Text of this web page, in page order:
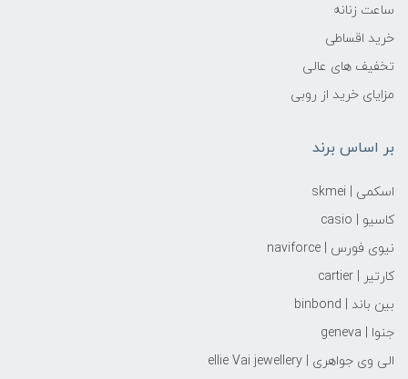
ساعت زنانه
خرید اقساطی
تخفیف های عالی
مزایای خرید از روبی
بر اساس برند
اسکمی | skmei
کاسیو | casio
نیوی فورس | naviforce
کارتیر | cartier
بین باند | binbond
جنوا | geneva
الی وی جواهری | ellie Vai‌ jewellery